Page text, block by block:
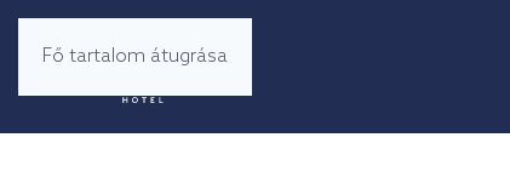
Fő tartalom átugrása